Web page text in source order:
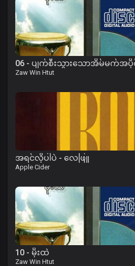
06 - ပျက်စီးသွားသောအိမ်မက်အပိုင်
Zaw Win Htut
အရင်လိုပါပဲ - လေဖြူ
Apple Cider
10 - မိုးထဲ
Zaw Win Htut